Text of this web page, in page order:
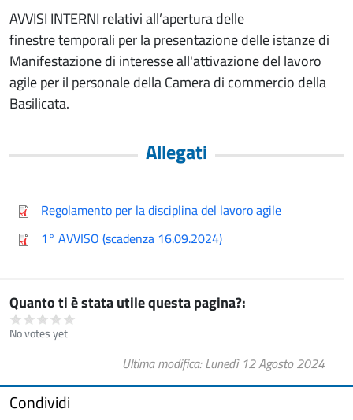
AVVISI INTERNI relativi all’apertura delle
finestre temporali per la presentazione delle istanze di
Manifestazione di interesse all'attivazione del lavoro
agile per il personale della Camera di commercio della
Basilicata.
Allegati
Regolamento per la disciplina del lavoro agile
1° AVVISO (scadenza 16.09.2024)
Quanto ti è stata utile questa pagina?
No votes yet
Ultima modifica Lunedì 12 Agosto 2024
Condividi